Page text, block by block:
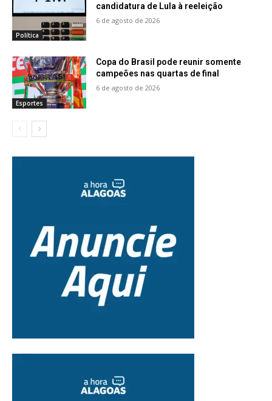
Política
candidatura de Lula à reeleição
6 de agosto de 2026
Esportes
Copa do Brasil pode reunir somente
campeões nas quartas de final
6 de agosto de 2026